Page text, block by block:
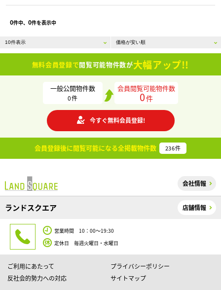
0件中、 0件を表示中
無料会員登録で閲覧可能物件数が大幅アップ!!
一般公開物件数
0件
会員閲覧可能物件数
0件
今すぐ無料会員登録!
会員登録後に閲覧可能になる全掲載物件数 236件
会社情報
ランドスクエア 店舗情報
営業時間 10：00～19:30
定休日 毎週火曜日・水曜日
ご利用にあたって
プライバシーポリシー
反社会的勢力への対応
サイトマップ